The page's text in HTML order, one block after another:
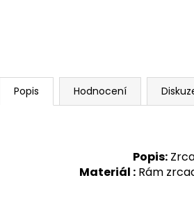
Popis Hodnocení
Popis:
Materiál : Rám